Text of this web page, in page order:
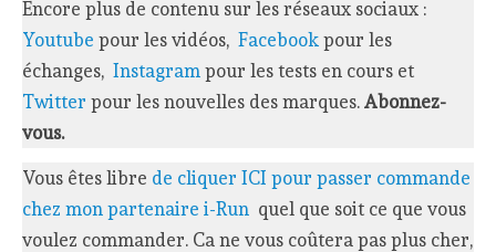
Encore plus de contenu sur les réseaux sociaux :
Youtube pour les vidéos, Facebookpour les
échanges, Instagrampour les tests en cours et
Twitterpour les nouvelles des marques.Abonnez-
vous.
Vous êtes libre de cliquer ICI pour passer commande
chez mon partenaire i-Run quel que soit ce que vous
voulez commander. Ca ne vous coûtera pas plus cher,